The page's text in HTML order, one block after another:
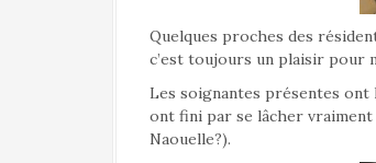
Quelques proches des
c’est toujours un plaisir pour
Les soignantes présentes
ont fini par se lâcher vraiment
Naouelle?).